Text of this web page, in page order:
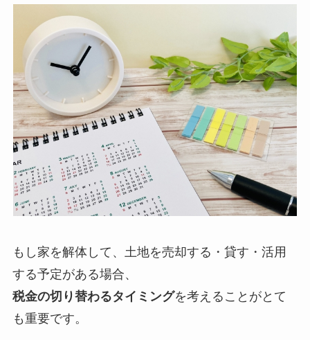
もし家を解体して、土地を売却する・貸す・活用
する予定がある場合、
税金の切り替わるタイミングを考えることがとて
も重要です。